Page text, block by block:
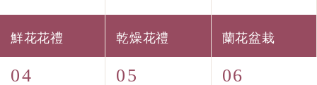
鮮花花禮 乾燥花禮 蘭花盆栽